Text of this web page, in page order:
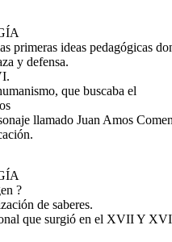
primeras ideas pedagógicas
y defensa.
que buscaba el
llamado Juan Amos
?
de saberes.
que surgió en el XVII Y